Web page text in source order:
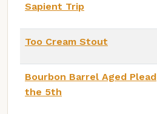
Sapient Trip
Too Cream Stout
Bourbon Barrel Aged Plead
the 5th